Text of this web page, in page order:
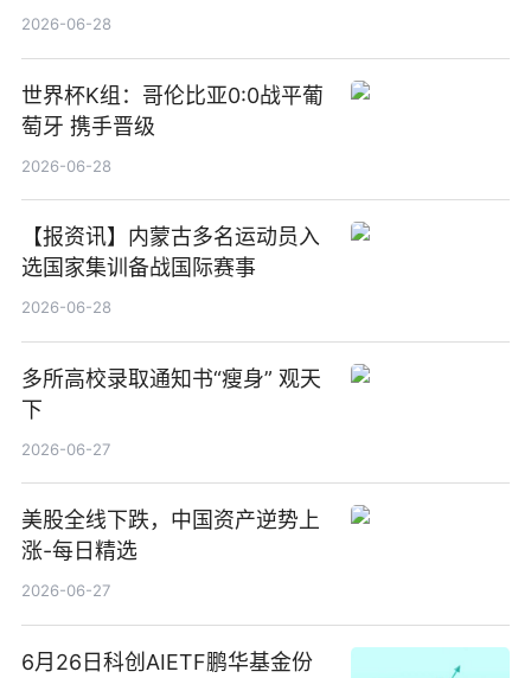
觉
2026-06-28
世界杯K组：哥伦比亚0:0战平葡
萄牙 携手晋级
2026-06-28
【报资讯】内蒙古多名运动员入
选国家集训备战国际赛事
2026-06-28
多所高校录取通知书“瘦身” 观天
下
2026-06-27
美股全线下跌，中国资产逆势上
涨-每日精选
2026-06-27
6月26日科创AIETF鹏华基金份